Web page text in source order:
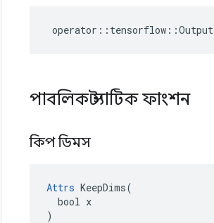
operator :: tensorflow ::Output
পাবলিক স্ট্যাটিক ফাংশন
কিপ ডিমস
Attrs KeepDims(
  bool x
)